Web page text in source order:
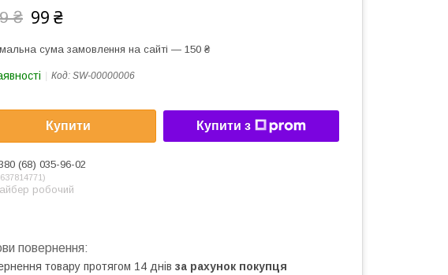
₴ 99 ₴
сума замовлення на сайті — 150 ₴
Код: SW-00000006
Купити Купити з
(68) 035-96-02
робочий
товару протягом 14 днів за рахунок покупця